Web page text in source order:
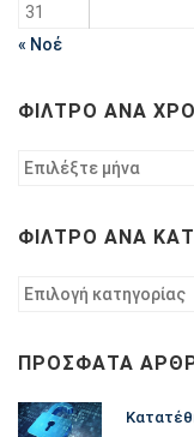
31
« Νοέ
ΦΊΛΤΡΟ ΑΝΆ
Φίλτρο
ΦΊΛΤΡΟ ΑΝΆ
Φίλτρο
ΠΡΌΣΦΑΤΑ